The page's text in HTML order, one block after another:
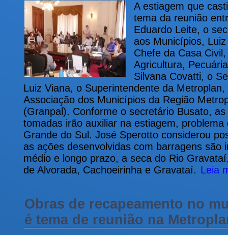
A estiagem que
tema da reunião
Eduardo Leite, o
aos Municípios,
Chefe da Casa
Agricultura,
Silvana Covatti, o
Luiz Viana, o Superintendente da
Associação dos Municípios da Região
(Granpal). Conforme o secretário Busato,
tomadas irão auxiliar na estiagem,
Grande do Sul. José Sperotto considerou
as ações desenvolvidas com barragens são
médio e longo prazo, a seca do Rio
de Alvorada, Cachoeirinha e Gravataí. Leia
Obras de recapeamento no
é tema de reunião na